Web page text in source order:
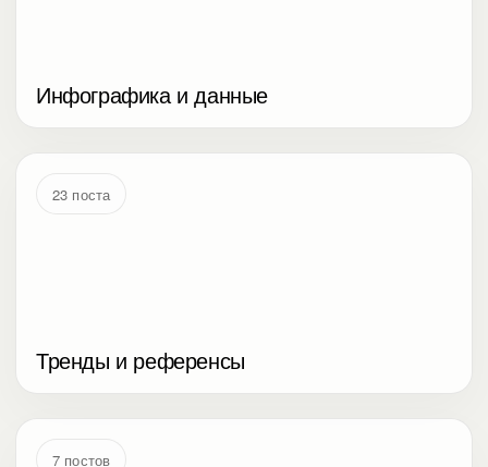
Инфографика и данные
23 поста
Тренды и референсы
7 постов